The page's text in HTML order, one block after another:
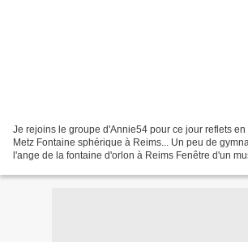
Je rejoins le groupe d'Annie54 pour ce jour reflets
Metz Fontaine sphérique à Reims... Un peu de
l'ange de la fontaine d'orlon à Reims Fenêtre d'un